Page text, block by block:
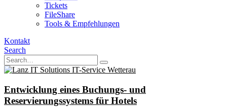
Tickets
FileShare
Tools & Empfehlungen
Kontakt
Search
Entwicklung eines Buchungs- und
Reservierungssystems für Hotels